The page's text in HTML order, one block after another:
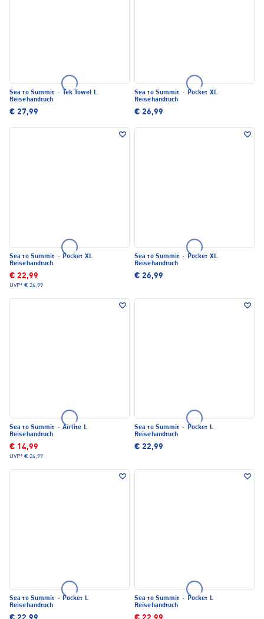
Sea to Summit ·
Tek Towel L
Reisehandtuch
€ 27,99
Sea to Summit · Pocket XL
Reisehandtuch
€ 26,99
Sea to Summit · Pocket XL
Reisehandtuch
€ 22,99
UVP* € 26,99
Sea to Summit · Pocket XL
Reisehandtuch
€ 26,99
Sea to Summit · Airlite L
Reisehandtuch
€ 14,99
UVP* € 24,99
Sea to Summit · Pocket L
Reisehandtuch
€ 22,99
Sea to Summit · Pocket L
Reisehandtuch
Sea to Summit · Pocket L
Reisehandtuch